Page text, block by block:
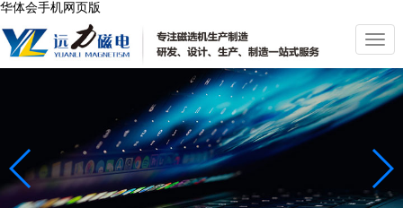
华体会手机网页版
切
换
导
航